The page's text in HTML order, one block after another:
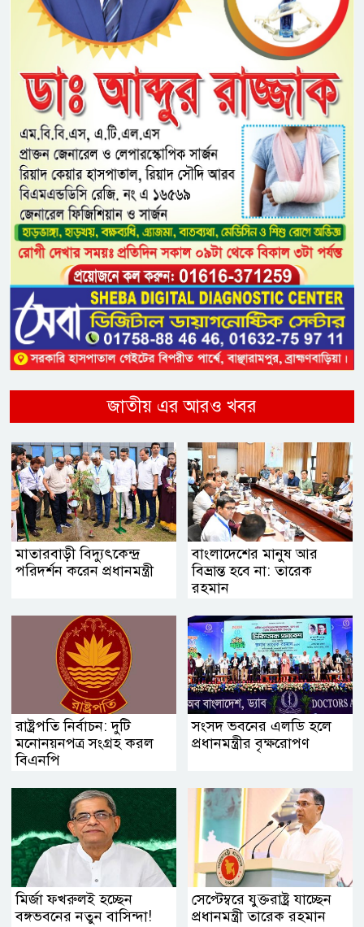
জাতীয় এর আরও খবর
মাতারবাড়ী বিদ্যুৎকেন্দ্র
পরিদর্শন করেন প্রধানমন্ত্রী
বাংলাদেশের মানুষ আর
বিভ্রান্ত হবে না: তারেক
রহমান
রাষ্ট্রপতি নির্বাচন: দুটি
মনোনয়নপত্র সংগ্রহ করল
বিএনপি
সংসদ ভবনের এলডি হলে
প্রধানমন্ত্রীর বৃক্ষরোপণ
মির্জা ফখরুলই হচ্ছেন
বঙ্গভবনের নতুন বাসিন্দা!
সেপ্টেম্বরে যুক্তরাষ্ট্র যাচ্ছেন
প্রধানমন্ত্রী তারেক রহমান